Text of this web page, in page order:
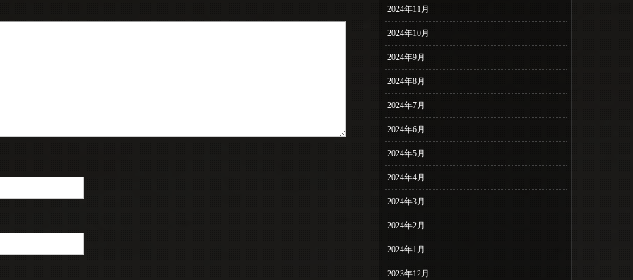
2024年11月
2024年10月
2024年9月
2024年8月
2024年7月
2024年6月
2024年5月
2024年4月
2024年3月
2024年2月
2024年1月
2023年12月